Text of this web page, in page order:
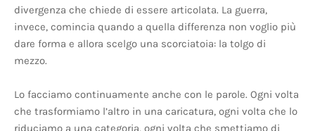
divergenza che chiede di essere articolata. La guerra,
invece, comincia quando a quella differenza non voglio più
dare forma e allora scelgo una scorciatoia: la tolgo di
mezzo.
Lo facciamo continuamente anche con le parole. Ogni volta
che trasformiamo l’altro in una caricatura, ogni volta che lo
riduciamo a una categoria, ogni volta che smettiamo di